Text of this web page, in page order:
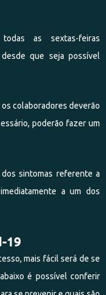
as sextas-feiras
que seja possível
colaboradores deverão
poderão fazer um
sintomas referente a
a um dos
19
mais fácil será de se
é possível conferir